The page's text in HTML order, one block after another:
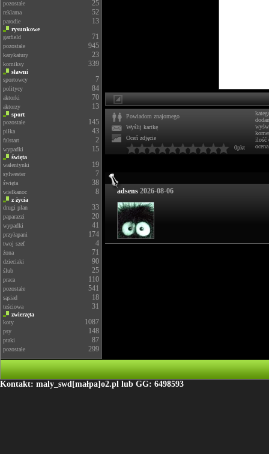
pozostałe
25
reklama 52
parodie 13
rysunkowe
garfield
71
pozostałe 945
karykatury 23
komiksy 339
sławni
sportowcy
7
politycy 84
aktorki 70
aktorzy 13
sport
pozostałe
145
piłka 43
falstart 2
wypadki 15
święta
walentynki
19
sylwester 7
święta 38
wielkanoc 8
z życia
drugi plan
33
paparazzi 20
wypadki 41
przyłapani 174
twoj szef 4
żona 71
dzieciaki 90
ślub 25
praca 110
pozostałe 541
sąsiad 18
teściowa 31
zwierzęta
koty
1087
psy 148
ptaki 87
pozostałe 299
Powiadom znajomego
Wyślij kartkę
Oceń zdjęcie
0pkt
ilość
ocena
adsens 2026-08-06
Kontakt: maly_swd[małpa]o2.pl lub GG: 6498593